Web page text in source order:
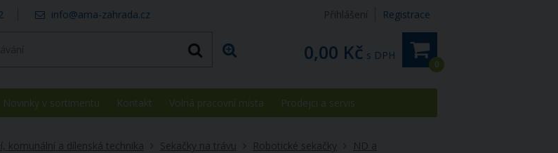
Přihlášení Registrace
info@ama-zahrada.cz
0
0,00 Kč s DPH
Novinky v sortimentu Kontakt Volná pracovní místa Prodejci a servis
komunální a dílenská technika Sekačky na trávu Robotické sekačky
ND a